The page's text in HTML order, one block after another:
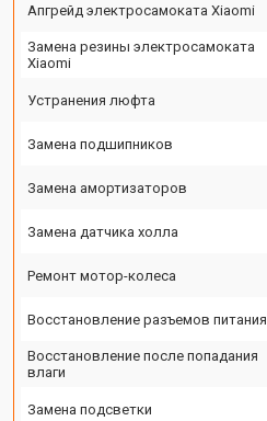
Апгрейд электросамоката Xiaomi
Замена резины электросамоката
Xiaomi
Устранения люфта
Замена подшипников
Замена амортизаторов
Замена датчика холла
Ремонт мотор-колеса
Восстановление разъемов питания
Восстановление после попадания
влаги
Замена подсветки